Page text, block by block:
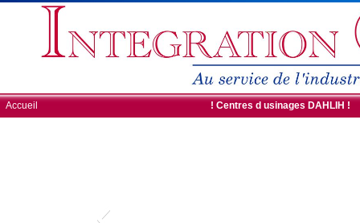
Accueil ! Centres d usinages DAHLIH !